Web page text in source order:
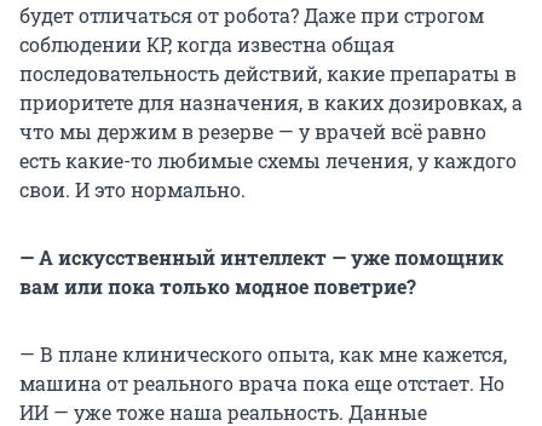
будет отличаться от робота? Даже при строгом
соблюдении КР, когда известна общая
последовательность действий, какие препараты в
приоритете для назначения, в каких дозировках, а
что мы держим в резерве — у врачей всё равно
есть какие-то любимые схемы лечения, у каждого
свои. И это нормально.
— А искусственный интеллект — уже помощник
вам или пока только модное поветрие?
— В плане клинического опыта, как мне кажется,
машина от реального врача пока еще отстает. Но
ИИ — уже тоже наша реальность. Данные